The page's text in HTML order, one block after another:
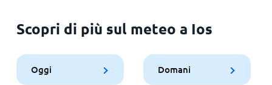
Scopri di più sul meteo a Ios
Oggi Domani